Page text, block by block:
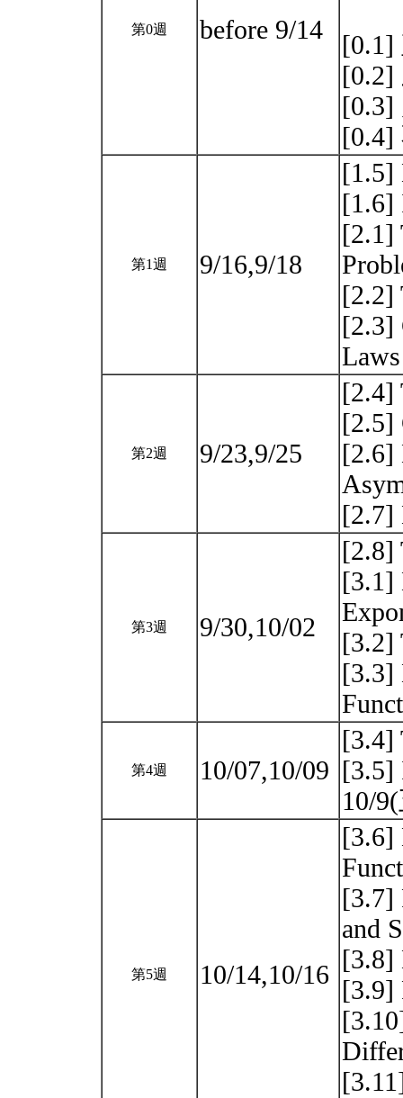
第0週 before 9/14
[0.1]
[0.2]
[0.3]
第1週 9/16,9/18
[1.5]
[1.6]
[2.1]
[2.2]
[2.3]
第2週 9/23,9/25
[2.4]
[2.5]
[2.6]
[2.7]
第3週 9/30,10/02
[2.8]
[3.1]
[3.2]
[3.3]
第4週 10/07,10/09
[3.4]
[3.5]
10/
第5週 10/14,10/16
[3.6]
[3.7]
and
[3.8]
[3.9]